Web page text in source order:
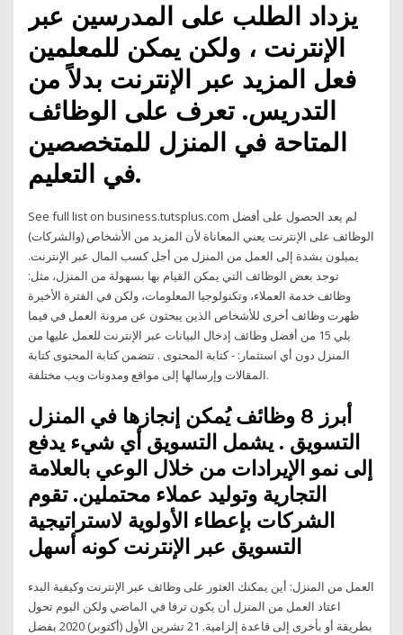
يزداد الطلب على المدرسين عبر
الإنترنت ، ولكن يمكن للمعلمين
فعل المزيد عبر الإنترنت بدلاً من
التدريس. تعرف على الوظائف
المتاحة في المنزل للمتخصصين
في التعليم.
See full list on business.tutsplus.com لم يعد الحصول على أفضل
الوظائف على الإنترنت يعني المعاناة لأن المزيد من الأشخاص (والشركات)
يميلون بشدة إلى العمل من المنزل من أجل كسب المال عبر الإنترنت.
توجد بعض الوظائف التي يمكن القيام بها بسهولة من المنزل، مثل:
وظائف خدمة العملاء، وتكنولوجيا المعلومات، ولكن في الفترة الأخيرة
ظهرت وظائف أخرى للأشخاص الذين يبحثون عن مرونة العمل في فيما
يلي 15 من أفضل وظائف إدخال البيانات عبر الإنترنت للعمل عليها من
المنزل دون أي استثمار: - كتابة المحتوى . تتضمن كتابة المحتوى كتابة
المقالات وإرسالها إلى مواقع ومدونات ويب مختلفة.
أبرز 8 وظائف يُمكن إنجازها في المنزل
التسويق . يشمل التسويق أي شيء يدفع
إلى نمو الإيرادات من خلال الوعي بالعلامة
التجارية وتوليد عملاء محتملين. تقوم
الشركات بإعطاء الأولوية لاستراتيجية
التسويق عبر الإنترنت كونه أسهل
العمل من المنزل: أين يمكنك العثور على وظائف عبر الإنترنت وكيفية البدء
اعتاد العمل من المنزل أن يكون ترفا في الماضي ولكن اليوم تحول
بطريقة أو بأخرى إلى قاعدة إلزامية. 21 تشرين الأول (أكتوبر) 2020 بفضل